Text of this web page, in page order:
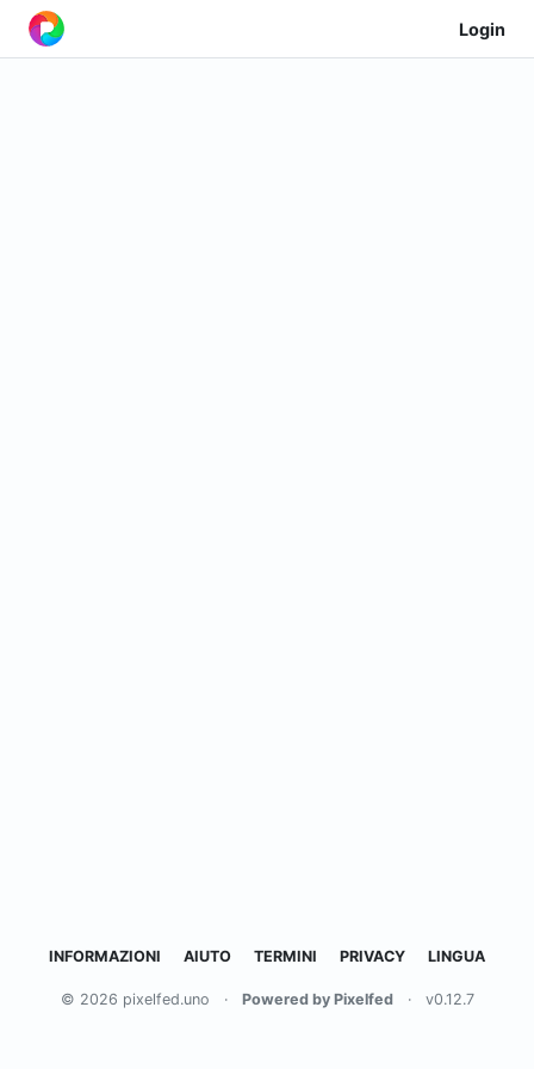
Login
INFORMAZIONI AIUTO TERMINI PRIVACY LINGUA
© 2026 pixelfed.uno · Powered by Pixelfed · v0.12.7